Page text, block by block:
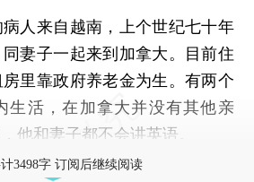
来自越南，上个世纪七十年
妻子一起来到加拿大。目前住
里靠政府养老金为生。有两个
生活，在加拿大并没有其他亲
他和妻子都不会讲英语。
3498字 订阅后继续阅读